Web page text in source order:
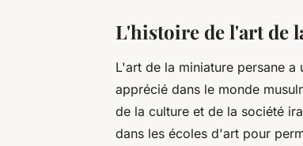
L'histoire de l'art de
L'art de la miniature persane
apprécié dans le monde
de la culture et de la société
dans les écoles d'art pour